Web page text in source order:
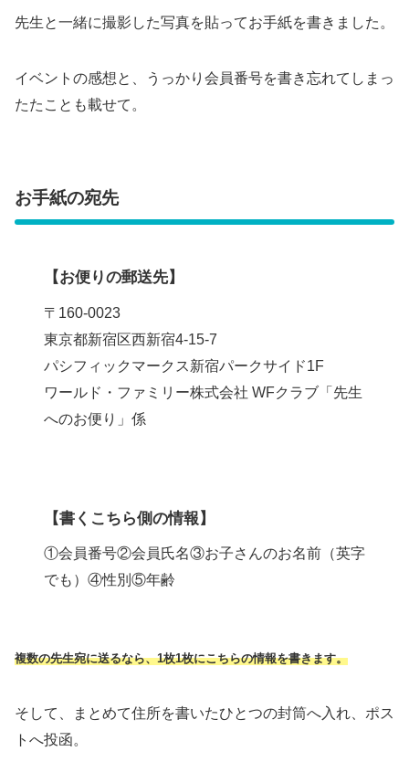
先生と一緒に撮影した写真を貼ってお手紙を書きました。
イベントの感想と、うっかり会員番号を書き忘れてしまっ
たたことも載せて。
お手紙の宛先
【お便りの郵送先】
〒160-0023
東京都新宿区西新宿4-15-7
パシフィックマークス新宿パークサイド1F
ワールド・ファミリー株式会社 WFクラブ「先生
へのお便り」係
【書くこちら側の情報】
①会員番号②会員氏名③お子さんのお名前（英字
でも）④性別⑤年齢
複数の先生宛に送るなら、1枚1枚にこちらの情報を書きます。
そして、まとめて住所を書いたひとつの封筒へ入れ、ポス
トへ投函。